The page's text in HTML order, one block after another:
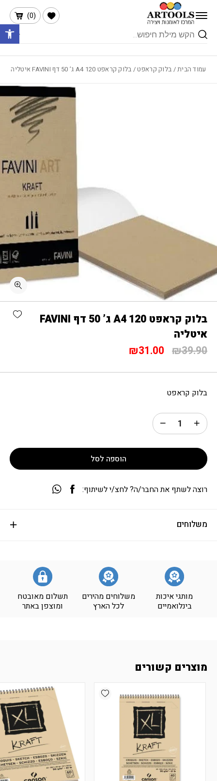
Skip to Content
Products
search
(
0
)
הרשימה שלי
עמוד הבית/ בלוק קראפט/ בלוק קראפט A4 120 ג’ 50 דף FAVINI איטליה
בלוק קראפט A4 120 ג’ 50 דף FAVINI
איטליה
₪39.90
המחיר
היה:
₪31.00
המחיר
הוא:
בלוק קראפט
הוספה לסל
משלוחים
מותגי איכות
בינלואמיים
משלוחים מהירים
לכל הארץ
תשלום מאובטח
ומוצפן באתר
רוצה לשתף את החבר/ה? לחצ/י לשיתוף:
מוצרים קשורים
Add wishlist
בחזרה למעלה